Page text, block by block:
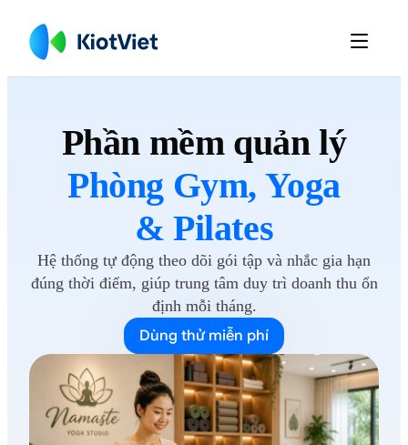

Phần mềm quản lý
Phòng Gym, Yoga
& Pilates
Hệ thống tự động theo dõi gói tập và nhắc gia hạn
đúng thời điểm, giúp trung tâm duy trì doanh thu ổn
định mỗi tháng.
Dùng thử miễn phí